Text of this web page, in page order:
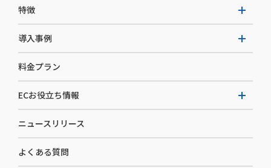
W2 Commerce BtoB
W2 Commerce Asia
AI buddy
EC運用構築支援・運用支援
カスタマーサクセス
セキュリティ
デザイン制作
コンサルティング
特徴
選ばれる理由
開発体制
導入事例
導入企業一覧
料金プラン
ECお役立ち情報
お役立ち資料
ニュースリリース
よくある質問